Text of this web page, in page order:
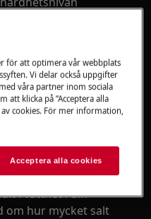
i vattnet i din
om hur mycket salt
för att optimera vår webbplats
Vi delar också uppgifter
våra partner inom sociala
att klicka på ”Acceptera alla
cookies. För mer information,
Acceptera alla cookies